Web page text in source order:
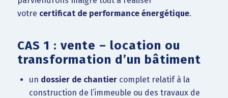
votre certificat de performance énergétique.
CAS 1 : vente – location ou
transformation d’un bâtiment
un dossier de chantiercomplet relatif à la
construction de l’immeuble ou des travaux de